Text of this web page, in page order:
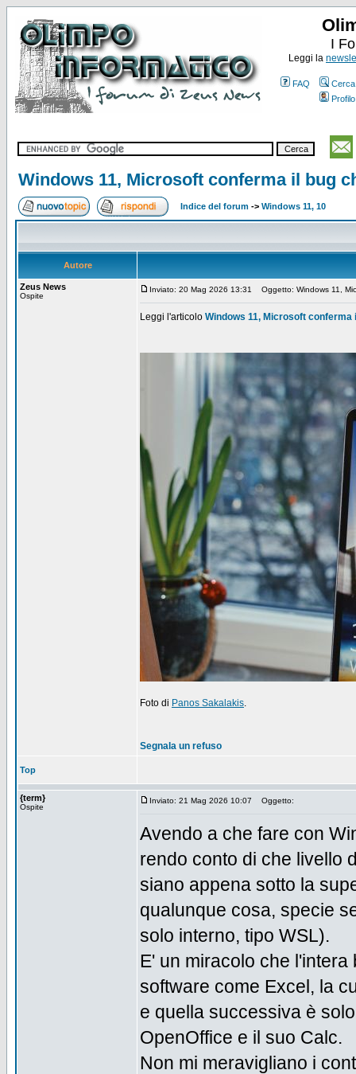
I
Leggi la
FAQ
Cerca
Profilo
Windows 11, Microsoft conferma il bug
Indice del forum -> Windows 11, 10
Autore
Zeus News
Ospite
Inviato: 20 Mag 2026 13:31 Oggetto: Windows 11,
Leggi l'articolo Windows 11, Microsoft
Foto di Panos Sakalakis.
Segnala un refuso
Top
{term}
Ospite
Inviato: 21 Mag 2026 10:07 Oggetto:
Avendo a che fare con
rendo conto di che livello
siano appena sotto la
qualunque cosa, specie
solo interno, tipo WSL).
E' un miracolo che
software come Excel, la
e quella successiva è
OpenOffice e il suo Calc.
Non mi meravigliano i